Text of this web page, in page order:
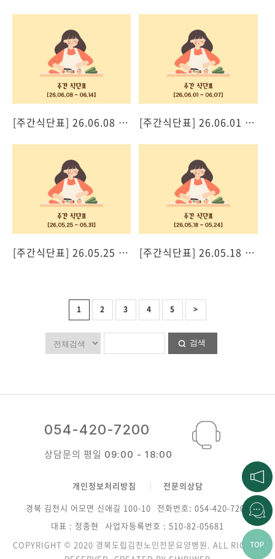
[주간식단표] 26.06.08 - 06.14 [주간식단표] 26.06.01 - 06.07
[주간식단표] 26.05.25 - 05.31 [주간식단표] 26.05.18 - 05.24
1 2 3 4 5 >
검색
054-420-7200
상담문의 평일 09:00 - 18:00
개인정보처리방침
전문의상담
경북 김천시 어모면 신애길 100-10
전화번호: 054-420-7200
대표 : 정종현
사업자등록번호 : 510-82-05681
COPYRIGHT © 2020 경북도립김천노인전문요양병원. ALL RIGHTS